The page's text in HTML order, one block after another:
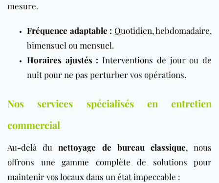
mesure.
Fréquence adaptable : Quotidien, hebdomadaire,
bimensuel oumensuel.
Horaires ajustés : Interventions de jour ou de
nuit pour ne pas perturber vos opérations.
Nos services spécialisés en entretien
commercial
Au-delà dunettoyage de bureau classique, nous
offrons une gamme complète de solutions pour
maintenir vos locaux dans un état impeccable :